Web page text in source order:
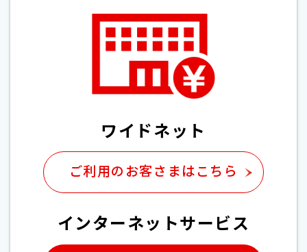
ワイドネット
ご利用のお客さまはこちら
インターネットサービス